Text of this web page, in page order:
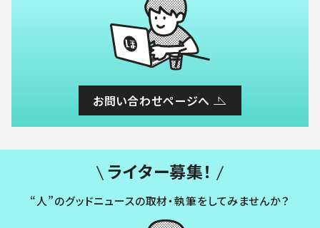
お問い合わせページへ
ライター募集！
“人”のグッドニュースの取材・執筆をしてみませんか？